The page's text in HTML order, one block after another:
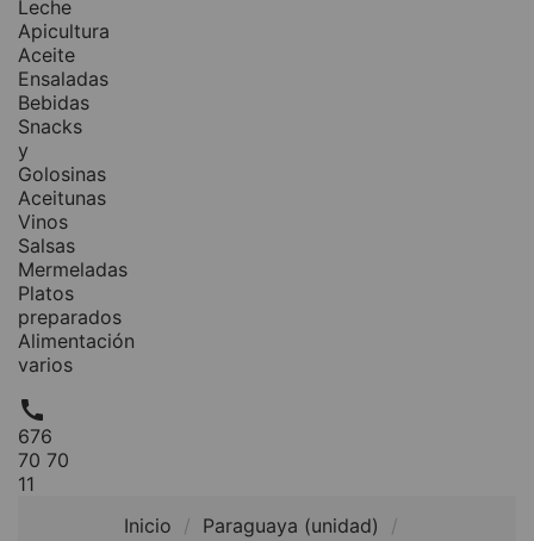
Leche
Apicultura
Aceite
Ensaladas
Bebidas
Snacks
y
Golosinas
Aceitunas
Vinos
Salsas
Mermeladas
Platos
preparados
Alimentación
varios

676
70 70
11
Inicio Paraguaya (unidad)